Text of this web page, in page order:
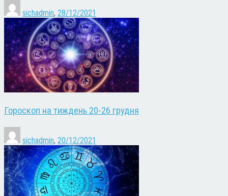
sichadmin, 28/12/2021
Гороскоп на тиждень 20-26 грудня
sichadmin, 20/12/2021